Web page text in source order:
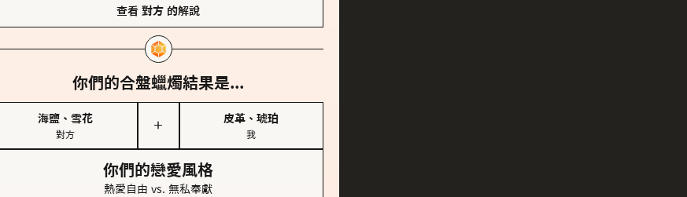
查看 對方 的解說
你們的合盤蠟燭結果是...
海鹽、雪花
對方
＋
皮革、琥珀
我
你們的戀愛風格
熱愛自由 vs. 無私奉獻